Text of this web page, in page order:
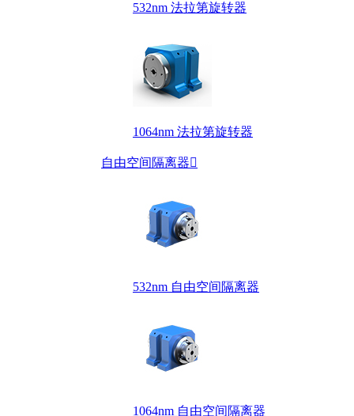
532nm 法拉第旋转器
1064nm 法拉第旋转器
自由空间隔离器
532nm 自由空间隔离器
1064nm 自由空间隔离器